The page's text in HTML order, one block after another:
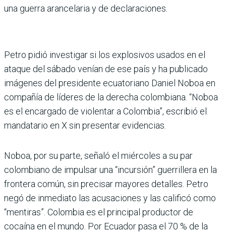
una guerra arancelaria y de declaraciones.
Petro pidió investigar si los explosivos usados en el
ataque del sábado venían de ese país y ha publicado
imágenes del presidente ecuatoriano Daniel Noboa en
compañía de líderes de la derecha colombiana. “Noboa
es el encargado de violentar a Colombia”, escribió el
mandatario en X sin presentar evidencias.
Noboa, por su parte, señaló el miércoles a su par
colombiano de impulsar una “incursión” guerrillera en la
frontera común, sin precisar mayores detalles. Petro
negó de inmediato las acusaciones y las calificó como
“mentiras”. Colombia es el principal productor de
cocaína en el mundo. Por Ecuador pasa el 70 % de la